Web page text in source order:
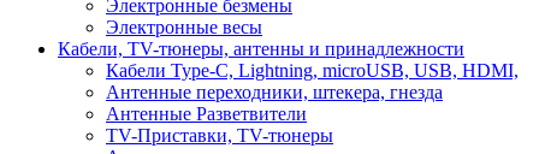
Электронные безмены
Электронные весы
Кабели, TV-тюнеры, антенны и принадлежности
Кабели Type-C, Lightning, microUSB, USB, HDMI,
Антенные переходники, штекера, гнезда
Антенные Разветвители
TV-Приставки, TV-тюнеры